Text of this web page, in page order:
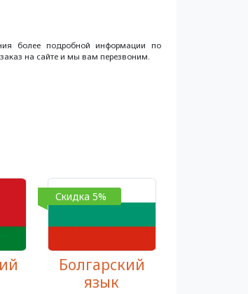
более подробной информации по
на сайте и мы вам перезвоним.
Скидка 5%
Болгарский
язык